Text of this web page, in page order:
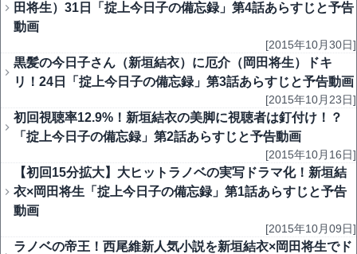
田将生）31日「掟上今日子の備忘録」第4話あらすじと予告
動画
[2015年10月30日]
黒髪の今日子さん（新垣結衣）に厄介（岡田将生）ドキ
リ！24日「掟上今日子の備忘録」第3話あらすじと予告動画
[2015年10月23日]
初回視聴率12.9%！新垣結衣の美脚に視聴者は釘付け！？
「掟上今日子の備忘録」第2話あらすじと予告動画
[2015年10月16日]
【初回15分拡大】大ヒットラノベの実写ドラマ化！新垣結
衣×岡田将生「掟上今日子の備忘録」第1話あらすじと予告
動画
[2015年10月09日]
ラノベの帝王！西尾維新人気小説を新垣結衣×岡田将生でド